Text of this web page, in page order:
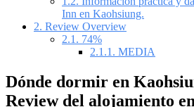
Inn en Kaohsiung.
2. Review Overview
2.1. 74%
2.1.1. MEDIA
Dónde dormir en
Review del alojamiento